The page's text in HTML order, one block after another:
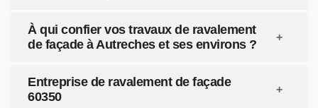
À qui confier vos travaux de ravalement
de façade à Autreches et ses environs ?
Entreprise de ravalement de façade
60350